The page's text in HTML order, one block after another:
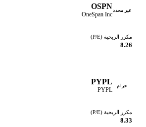
غير محدد OSPN
OneSpan Inc
مكرر الربحية (P/E)
8.26
حرام PYPL
PYPL
مكرر الربحية (P/E)
8.33